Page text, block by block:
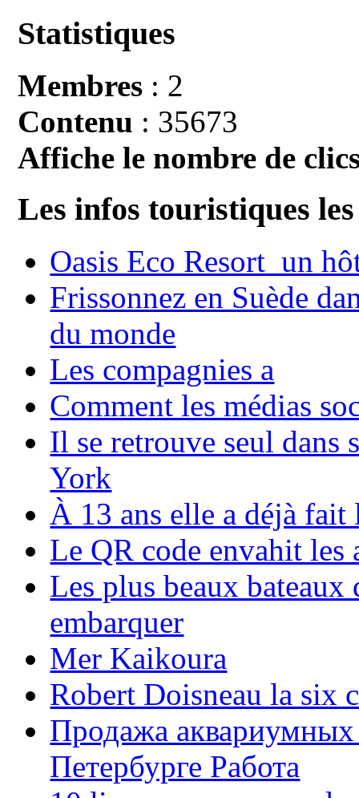
Statistiques
Membres : 2
Contenu : 35673
Affiche le nombre de
Les infos touristiques
Oasis Eco Resort un
Frissonnez en Suède
du monde
Les compagnies a
Comment les médias
Il se retrouve seul dans
York
À 13 ans elle a déjà
Le QR code envahit les
Les plus beaux bateaux
embarquer
Mer Kaikoura
Robert Doisneau la six
Продажа аквариумных
Петербурге Работа